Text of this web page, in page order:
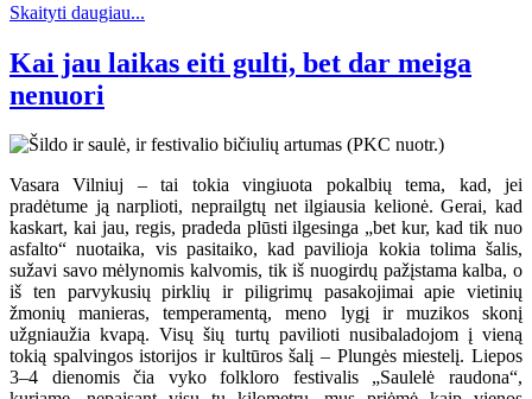
Skaityti daugiau...
Kai jau laikas eiti gulti, bet dar meiga
nenuori
Vasara Vilniuj – tai tokia vingiuota pokalbių tema, kad, jei
pradėtume ją narplioti, neprailgtų net ilgiausia kelionė. Gerai, kad
kaskart, kai jau, regis, pradeda plūsti ilgesinga „bet kur, kad tik nuo
asfalto“ nuotaika, vis pasitaiko, kad pavilioja kokia tolima šalis,
sužavi savo mėlynomis kalvomis, tik iš nuogirdų pažįstama kalba, o
iš ten parvykusių pirklių ir piligrimų pasakojimai apie vietinių
žmonių manieras, temperamentą, meno lygį ir muzikos skonį
užgniaužia kvapą. Visų šių turtų pavilioti nusibaladojom į vieną
tokią spalvingos istorijos ir kultūros šalį – Plungės miestelį. Liepos
3–4 dienomis čia vyko folkloro festivalis „Saulelė raudona“,